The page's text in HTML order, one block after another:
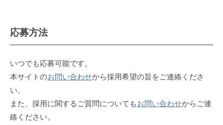
応募方法
いつでも応募可能です。
本サイトのお問い合わせから採用希望の旨をご連絡くださ
い。
また、採用に関するご質問についてもお問い合わせからご連
絡ください。